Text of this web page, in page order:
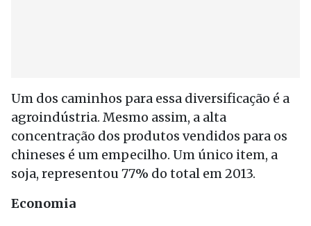
Um dos caminhos para essa diversificação é a
agroindústria. Mesmo assim, a alta
concentração dos produtos vendidos para os
chineses é um empecilho. Um único item, a
soja, representou 77% do total em 2013.
Economia